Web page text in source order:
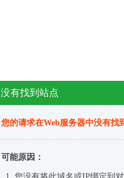
没有找到站点
您的请求在Web服务器中没有找
可能原因：